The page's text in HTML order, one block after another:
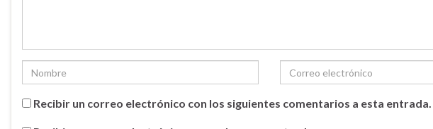
Recibir un correo electrónico con los siguientes comentarios a esta entrada.